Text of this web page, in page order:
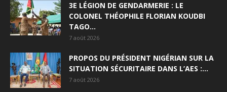
3E LÉGION DE GENDARMERIE : LE
COLONEL THÉOPHILE FLORIAN KOUDBI
TAGO...
7 août 2026
PROPOS DU PRÉSIDENT NIGÉRIAN SUR LA
SITUATION SÉCURITAIRE DANS L’AES :...
7 août 2026